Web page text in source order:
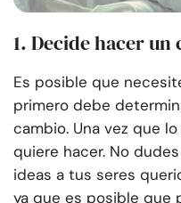
1. Decide hacer un
Es posible que
primero debe
cambio. Una vez que
quiere hacer. No
ideas a tus seres
ya que es posible que